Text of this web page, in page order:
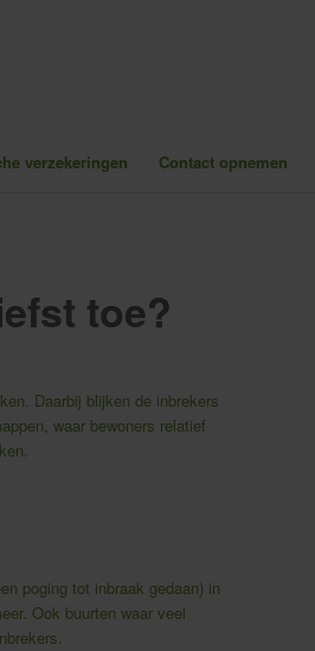
verzekeringen Contact opnemen
toe?
Daarbij blijken de inbrekers
waar bewoners relatief
poging tot inbraak gedaan) in
Ook buurten waar veel